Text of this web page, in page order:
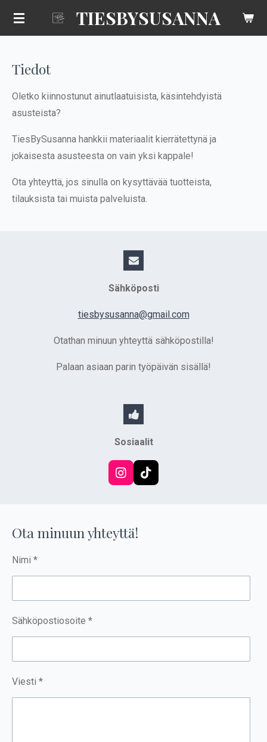
Siirry
TIESBYSUSANNA
Tiedot
Oletko kiinnostunut ainutlaatuisista, käsintehdyistä
asusteista?
TiesBySusanna hankkii materiaalit kierrätettynä ja
jokaisesta asusteesta on vain yksi kappale!
Ota yhteyttä, jos sinulla on kysyttävää tuotteista,
tilauksista tai muista palveluista.
Sähköposti
tiesbysusanna@gmail.com
Otathan minuun yhteyttä sähköpostilla!
Palaan asiaan parin työpäivän sisällä!
Sosiaalit
I
n
g
T
i
Ota minuun yhteyttä!
Nimi *
Sähköpostiosoite *
Viesti *